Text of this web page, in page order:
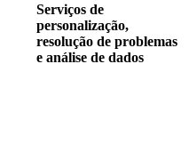
Serviços de
personalização,
resolução de problemas
e análise de dados